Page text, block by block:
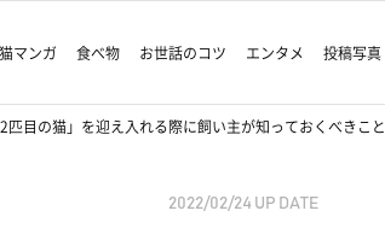
猫マンガ 食べ物 お世話のコツ エンタメ 投稿写真
目の猫」を迎え入れる際に飼い主が知っておくべきこと
2022/02/24 UP DATE